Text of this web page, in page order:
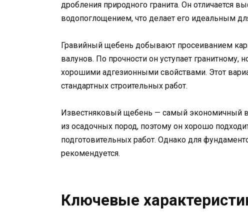
дробления природного гранита. Он отличается
водопоглощением, что делает его идеальным
Гравийный щебень добывают просеиванием
валунов. По прочности он уступает гранитному,
хорошими адгезионными свойствами. Этот
стандартных строительных работ.
Известняковый щебень — самый экономичный
из осадочных пород, поэтому он хорошо
подготовительных работ. Однако для
рекомендуется.
Ключевые